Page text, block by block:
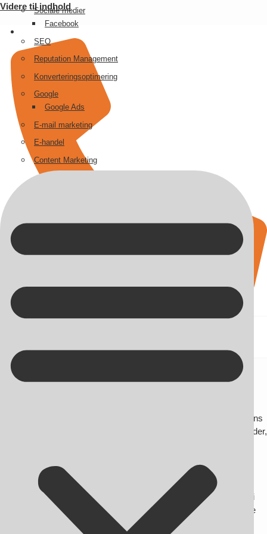
Videre til indhold
Kontakt på +45 70 13 63 23
Sociale medier
Facebook
SEO
Reputation Management
Konverteringsoptimering
Google
Google Ads
E-mail marketing
E-handel
Content Marketing
SMV:Digital tilskudspulje
Vil du skabe værdi for din forretning gennem brug af virksomhedens
data? SMV:Digital tilbyder lige nu en ny tilskudspulje til virksomheder,
Ved at søge tilskudspuljen har du mulighed for at få 100.000 kr. i
tilskud til privat rådgivning i forbindelse med dit digitale projekt.
OnlineSynlighed.dk er godkendte rådgivere hos SMV:Digital, og vi
kan derfor tilbyde dig privat rådgivning og hjælpe dig med at skabe
værdi og vækst for din forretning.